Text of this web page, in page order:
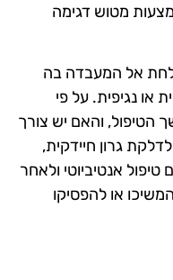
מטוש דגימה
אל המעבדה בה
או נגיפית. על פי
הטיפול, והאם יש צורך
גרון חיידקית,
אנטיביוטי ולאחר
או להפסיקו